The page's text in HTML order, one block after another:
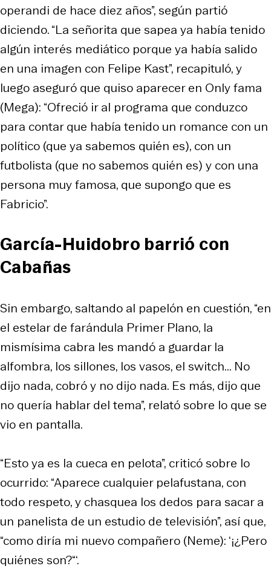
operandi de hace diez años”, según partió
diciendo. “La señorita que sapea ya había tenido
algún interés mediático porque ya había salido
en una imagen con Felipe Kast”, recapituló, y
luego aseguró que quiso aparecer en Only fama
(Mega): “Ofreció ir al programa que conduzco
para contar que había tenido un romance con un
político (que ya sabemos quién es), con un
futbolista (que no sabemos quién es) y con una
persona muy famosa, que supongo que es
Fabricio”.
García-Huidobro barrió con
Cabañas
Sin embargo, saltando al papelón en cuestión, “en
el estelar de farándula Primer Plano, la
mismísima cabra les mandó a guardar la
alfombra, los sillones, los vasos, el switch... No
dijo nada, cobró y no dijo nada. Es más, dijo que
no quería hablar del tema”, relató sobre lo que se
vio en pantalla.
“Esto ya es la cueca en pelota”, criticó sobre lo
ocurrido: “Aparece cualquier pelafustana, con
todo respeto, y chasquea los dedos para sacar a
un panelista de un estudio de televisión”, así que,
“como diría mi nuevo compañero (Neme): ‘¡¿Pero
quiénes son?“‘.